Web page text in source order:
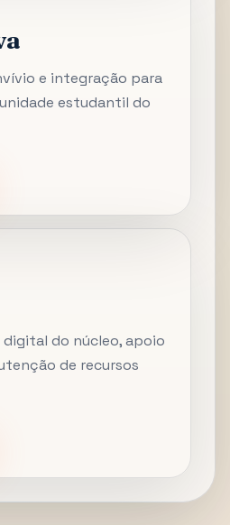
e integração para
estudantil do
do núcleo, apoio
de recursos